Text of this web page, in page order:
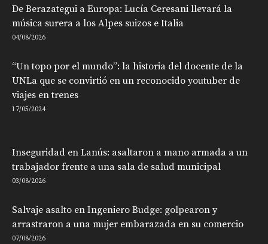
De Berazategui a Europa: Lucía Ceresani llevará la
música surera a los Alpes suizos e Italia
04/08/2026
“Un topo por el mundo”: la historia del docente de la
UNLa que se convirtió en un reconocido youtuber de
viajes en trenes
17/05/2024
Inseguridad en Lanús: asaltaron a mano armada a un
trabajador frente a una sala de salud municipal
03/08/2026
Salvaje asalto en Ingeniero Budge: golpearon y
arrastraron a una mujer embarazada en su comercio
07/08/2026